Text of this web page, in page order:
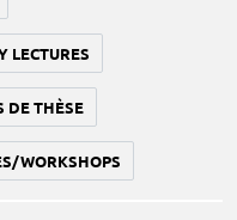
LECTURES
DE THÈSE
WORKSHOPS